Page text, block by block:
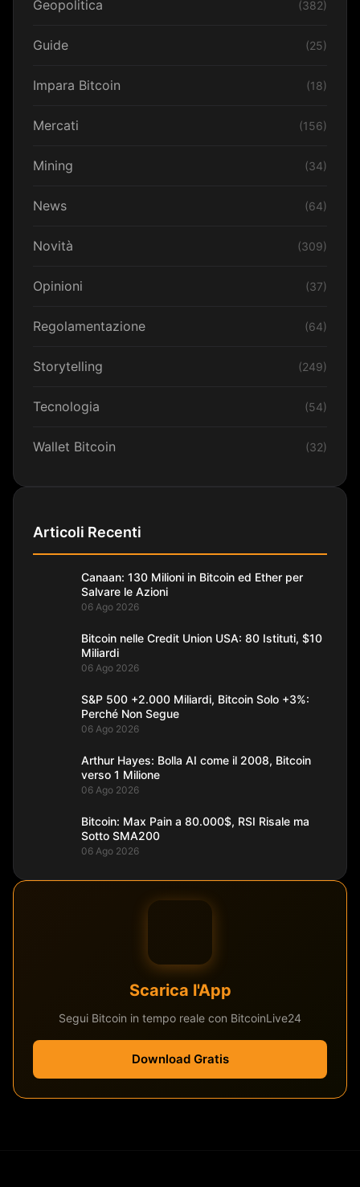
Geopolitica (382)
Guide (25)
Impara Bitcoin (18)
Mercati (156)
Mining (34)
News (64)
Novità (309)
Opinioni (37)
Regolamentazione (64)
Storytelling (249)
Tecnologia (54)
Wallet Bitcoin (32)
Articoli Recenti
Canaan: 130 Milioni in Bitcoin ed Ether per
Salvare le Azioni
06 Ago 2026
Bitcoin nelle Credit Union USA: 80 Istituti, $10
Miliardi
06 Ago 2026
S&P 500 +2.000 Miliardi, Bitcoin Solo +3%:
Perché Non Segue
06 Ago 2026
Arthur Hayes: Bolla AI come il 2008, Bitcoin
verso 1 Milione
06 Ago 2026
Bitcoin: Max Pain a 80.000$, RSI Risale ma
Sotto SMA200
06 Ago 2026
Scarica l'App
Segui Bitcoin in tempo reale con BitcoinLive24
Download Gratis